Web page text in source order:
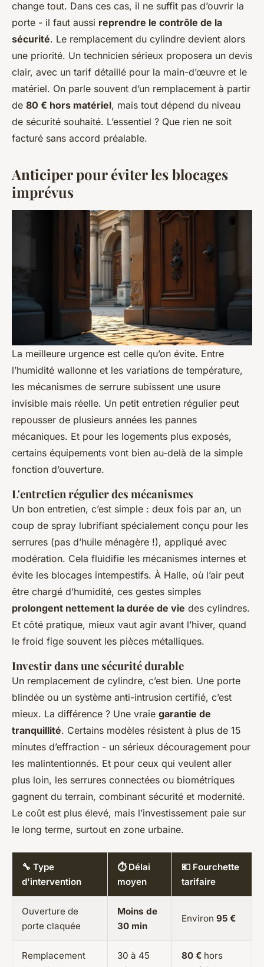
change tout. Dans ces cas, il ne suffit pas d’ouvrir la
porte - il faut aussi reprendre le contrôle de la
sécurité. Le remplacement du cylindre devient alors
une priorité. Un technicien sérieux proposera un devis
clair, avec un tarif détaillé pour la main-d’œuvre et le
matériel. On parle souvent d’un remplacement à partir
de 80 € hors matériel, mais tout dépend du niveau
de sécurité souhaité. L’essentiel ? Que rien ne soit
facturé sans accord préalable.
Anticiper pour éviter les blocages
imprévus
La meilleure urgence est celle qu’on évite. Entre
l’humidité wallonne et les variations de température,
les mécanismes de serrure subissent une usure
invisible mais réelle. Un petit entretien régulier peut
repousser de plusieurs années les pannes
mécaniques. Et pour les logements plus exposés,
certains équipements vont bien au-delà de la simple
fonction d’ouverture.
L'entretien régulier des mécanismes
Un bon entretien, c’est simple : deux fois par an, un
coup de spray lubrifiant spécialement conçu pour les
serrures (pas d’huile ménagère !), appliqué avec
modération. Cela fluidifie les mécanismes internes et
évite les blocages intempestifs. À Halle, où l’air peut
être chargé d’humidité, ces gestes simples
prolongent nettement la durée de vie des cylindres.
Et côté pratique, mieux vaut agir avant l’hiver, quand
le froid fige souvent les pièces métalliques.
Investir dans une sécurité durable
Un remplacement de cylindre, c’est bien. Une porte
blindée ou un système anti-intrusion certifié, c’est
mieux. La différence ? Une vraie garantie de
tranquillité. Certains modèles résistent à plus de 15
minutes d’effraction - un sérieux découragement pour
les malintentionnés. Et pour ceux qui veulent aller
plus loin, les serrures connectées ou biométriques
gagnent du terrain, combinant sécurité et modernité.
Le coût est plus élevé, mais l’investissement paie sur
le long terme, surtout en zone urbaine.
🔧 Type
d'intervention
⏱️ Délai
moyen
💶 Fourchette
tarifaire
Ouverture de
porte claquée
Moins de
30 min
Environ 95 €
Remplacement
30 à 45
80 € hors